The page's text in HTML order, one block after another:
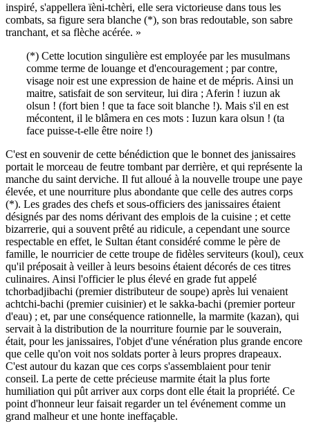
inspiré, s'appellera ïèni-tchèri, elle sera victorieuse dans tous les
combats, sa figure sera blanche (*), son bras redoutable, son sabre
tranchant, et sa flèche acérée. »
(*) Cette locution singulière est employée par les musulmans
comme terme de louange et d'encouragement ; par contre,
visage noir est une expression de haine et de mépris. Ainsi un
maitre, satisfait de son serviteur, lui dira ; Aferin ! iuzun ak
olsun ! (fort bien ! que ta face soit blanche !). Mais s'il en est
mécontent, il le blâmera en ces mots : Iuzun kara olsun ! (ta
face puisse-t-elle être noire !)
C'est en souvenir de cette bénédiction que le bonnet des janissaires
portait le morceau de feutre tombant par derrière, et qui représente la
manche du saint derviche. Il fut alloué à la nouvelle troupe une paye
élevée, et une nourriture plus abondante que celle des autres corps
(*). Les grades des chefs et sous-officiers des janissaires étaient
désignés par des noms dérivant des emplois de la cuisine ; et cette
bizarrerie, qui a souvent prêté au ridicule, a cependant une source
respectable en effet, le Sultan étant considéré comme le père de
famille, le nourricier de cette troupe de fidèles serviteurs (koul), ceux
qu'il préposait à veiller à leurs besoins étaient décorés de ces titres
culinaires. Ainsi l'officier le plus élevé en grade fut appelé
tchorbadjibachi (premier distributeur de soupe) après lui venaient
achtchi-bachi (premier cuisinier) et le sakka-bachi (premier porteur
d'eau) ; et, par une conséquence rationnelle, la marmite (kazan), qui
servait à la distribution de la nourriture fournie par le souverain,
était, pour les janissaires, l'objet d'une vénération plus grande encore
que celle qu'on voit nos soldats porter à leurs propres drapeaux.
C'est autour du kazan que ces corps s'assemblaient pour tenir
conseil. La perte de cette précieuse marmite était la plus forte
humiliation qui pût arriver aux corps dont elle était la propriété. Ce
point d'honneur leur faisait regarder un tel événement comme un
grand malheur et une honte ineffaçable.